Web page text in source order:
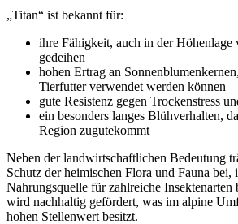
„Titan“ ist bekannt für:
ihre Fähigkeit, auch in der Höhenlage
gedeihen
hohen Ertrag an
Tierfutter verwendet werden können
gute Resistenz gegen Trockenstress
ein besonders langes Blühverhalten,
Region zugutekommt
Neben der landwirtschaftlichen Bedeutung
Schutz der heimischen Flora und Fauna bei,
Nahrungsquelle für zahlreiche
wird nachhaltig gefördert, was im alpine
hohen Stellenwert besitzt.